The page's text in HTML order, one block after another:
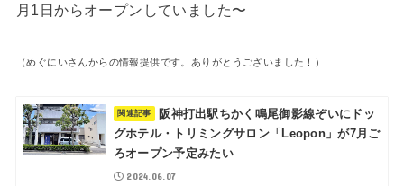
月1日からオープンしていました〜
（めぐにいさんからの情報提供です。ありがとうございました！）
阪神打出駅ちかく鳴尾御影線ぞいにドッ
グホテル・トリミングサロン「Leopon」が7月ご
ろオープン予定みたい
2024.06.07